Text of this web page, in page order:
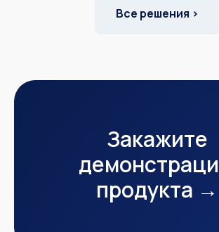
Все решения ›
Закажите
продукта →